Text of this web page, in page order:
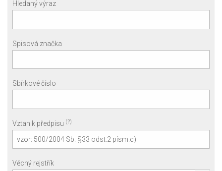
Hledaný výraz
Spisová značka
Sbírkové číslo
Vztah k předpisu (?)
Věcný rejstřík